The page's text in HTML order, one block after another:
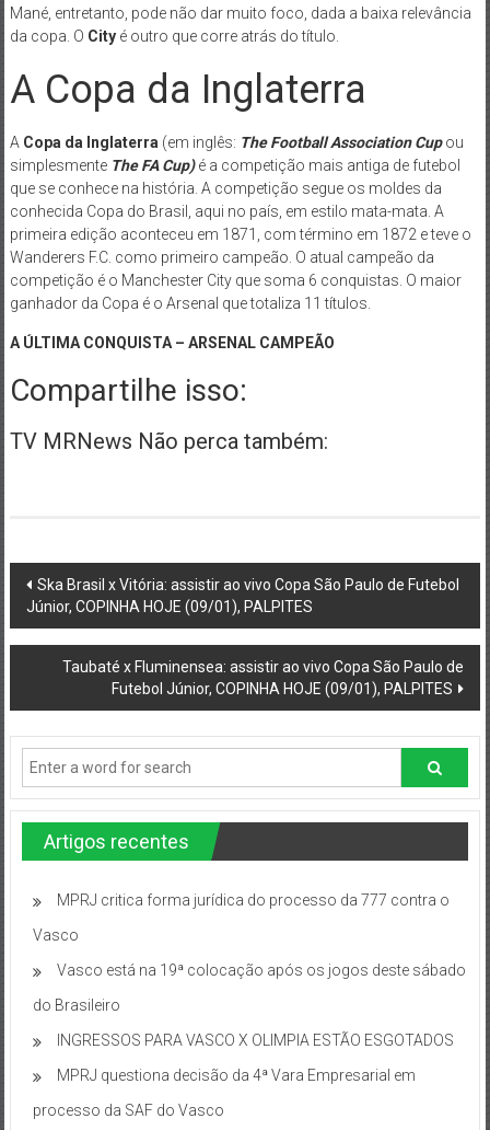
Mané, entretanto, pode não dar muito foco, dada a baixa relevância
da copa. O Cityé outro que corre atrás do título.
A Copa da Inglaterra
A Copa da Inglaterra (em inglês: The Football Association Cupou
simplesmente The FA Cup)é a competição mais antiga de futebol
que se conhece na história. A competição segue os moldes da
conhecida Copa do Brasil, aqui no país, em estilo mata-mata. A
primeira edição aconteceu em 1871, com término em 1872 e teve o
Wanderers F.C. como primeiro campeão. O atual campeão da
competição é o Manchester City que soma 6 conquistas. O maior
ganhador da Copa é o Arsenal que totaliza 11 títulos.
A ÚLTIMA CONQUISTA – ARSENAL CAMPEÃO
Compartilhe isso:
TV MRNews Não perca também:
Post
navigation
Ska Brasil x Vitória: assistir ao vivo Copa São Paulo de Futebol
Júnior, COPINHA HOJE (09/01), PALPITES
Taubaté x Fluminensea: assistir ao vivo Copa São Paulo de
Futebol Júnior, COPINHA HOJE (09/01), PALPITES
Artigos recentes
MPRJ critica forma jurídica do processo da 777 contra o
Vasco
Vasco está na 19ª colocação após os jogos deste sábado
do Brasileiro
INGRESSOS PARA VASCO X OLIMPIA ESTÃO ESGOTADOS
MPRJ questiona decisão da 4ª Vara Empresarial em
processo da SAF do Vasco